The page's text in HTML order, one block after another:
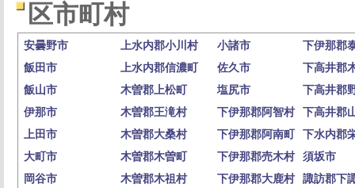
区市町村
安曇野市 上水内郡小川村 小諸市
下伊那郡
飯田市
上水内郡信濃町 佐久市
下高井郡
飯山市
木曽郡上松町 塩尻市
下高井郡
伊那市
木曽郡王滝村 下伊那郡阿智村
下高井郡
上田市
木曽郡大桑村 下伊那郡阿南町
下水内郡
大町市
木曽郡木曽町 下伊那郡売木村
須坂市
岡谷市
木曽郡木祖村 下伊那郡大鹿村
諏訪郡下